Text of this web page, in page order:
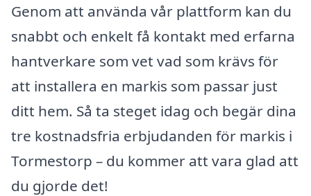
Genom att använda vår plattform kan du
snabbt och enkelt få kontakt med erfarna
hantverkare som vet vad som krävs för
att installera en markis som passar just
ditt hem. Så ta steget idag och begär dina
tre kostnadsfria erbjudanden för markis i
Tormestorp – du kommer att vara glad att
du gjorde det!